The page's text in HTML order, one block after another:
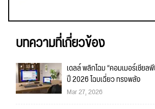
บทความที่เกี่ยวข้อง
เดลล์ พลิกโฉม “คอมเมอร์เชียล
ปี 2026 โฉบเฉี่ยว ทรงพลัง
Mar 27, 2026